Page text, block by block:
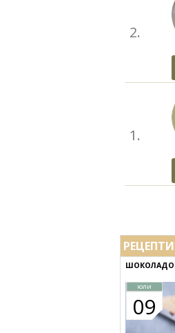
2.
1.
юли
09